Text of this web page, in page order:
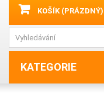
KOŠÍK (PRÁZDNÝ)
KATEGORIE